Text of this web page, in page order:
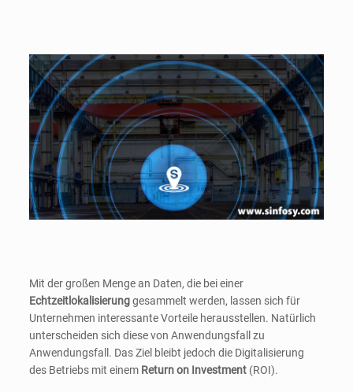
Mit der großen Menge an Daten, die bei einer
Echtzeitlokalisierunggesammelt werden, lassen sich für
Unternehmen interessante Vorteile herausstellen. Natürlich
unterscheiden sich diese von Anwendungsfall zu
Anwendungsfall. Das Ziel bleibt jedoch die Digitalisierung
des Betriebs mit einem Return on Investment (ROI).